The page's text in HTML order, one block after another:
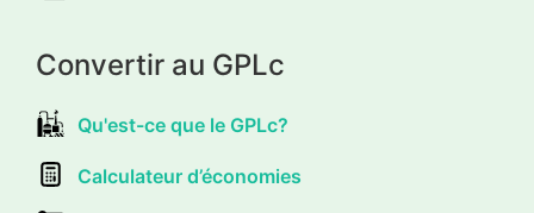
Convertir au GPLc
Qu'est-ce que le GPLc?
Calculateur d’économies